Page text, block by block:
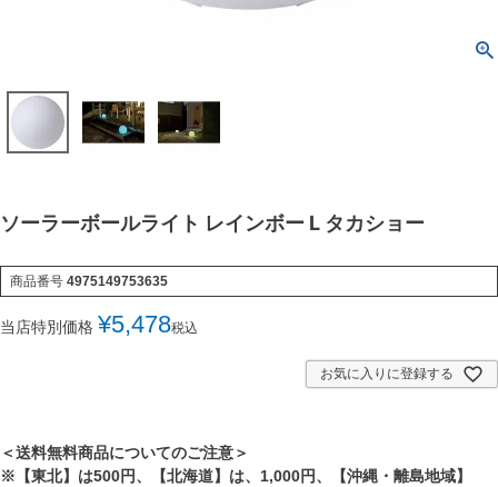
ソーラーボールライト レインボー L タカショー
商品番号 4975149753635
当店特別価格 ¥5,478税込
お気に入りに登録する
＜送料無料商品についてのご注意＞
※【東北】は500円、【北海道】は、1,000円、【沖縄・離島地域】